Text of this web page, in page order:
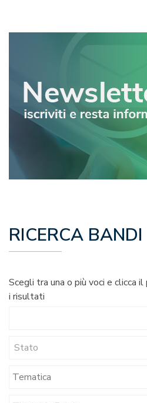
RICERCA BANDI
Scegli tra una o più voci e clicca
i risultati
Stato